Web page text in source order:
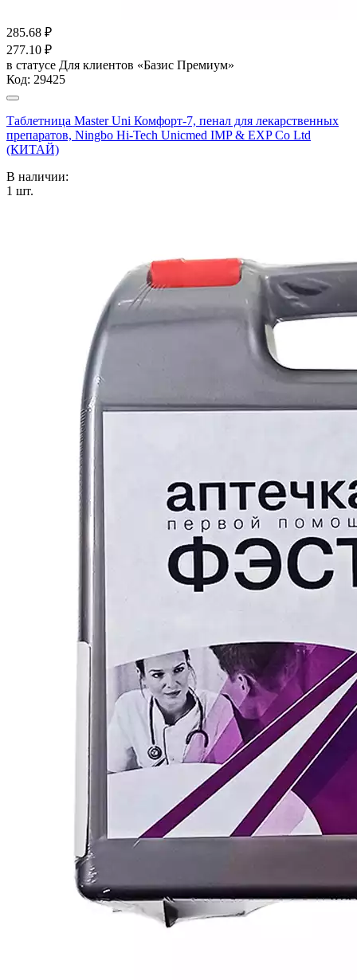
285.68 ₽
277.10 ₽
в статусе Для клиентов «Базис Премиум»
Код: 29425
Таблетница Master Uni Комфорт-7, пенал для лекарственных
препаратов, Ningbo Hi-Tech Unicmed IMP & EXP Co Ltd
(КИТАЙ)
В наличии:
1 шт.